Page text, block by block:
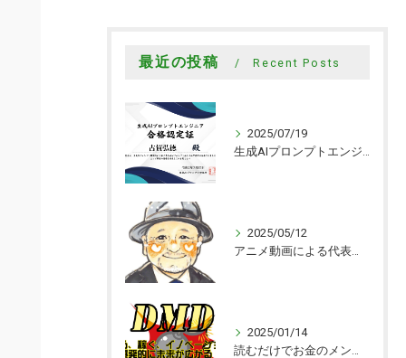
最近の投稿 Recent Posts
2025/07/19
生成AIプロンプトエンジニアの資格取得
2025/05/12
アニメ動画による代表メッセージを追加
2025/01/14
読むだけでお金のメンタルブロックが取れる本｜ダイナマイトマーケティング大学